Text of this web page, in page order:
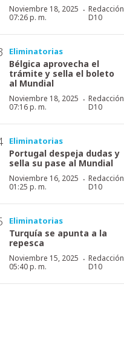
Noviembre 18, 2025
07:26 p. m.
· Redacción
D10
Eliminatorias
Bélgica aprovecha el
trámite y sella el boleto
al Mundial
Noviembre 18, 2025
07:16 p. m.
· Redacción
D10
Eliminatorias
Portugal despeja dudas y
sella su pase al Mundial
Noviembre 16, 2025
01:25 p. m.
· Redacción
D10
Eliminatorias
Turquía se apunta a la
repesca
Noviembre 15, 2025
05:40 p. m.
· Redacción
D10